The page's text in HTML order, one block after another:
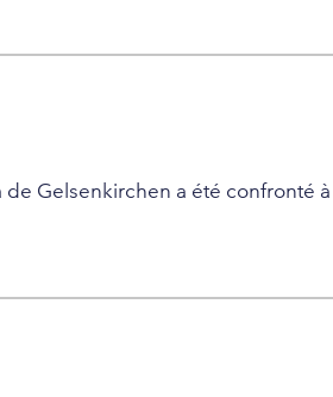
de Gelsenkirchen a été confronté